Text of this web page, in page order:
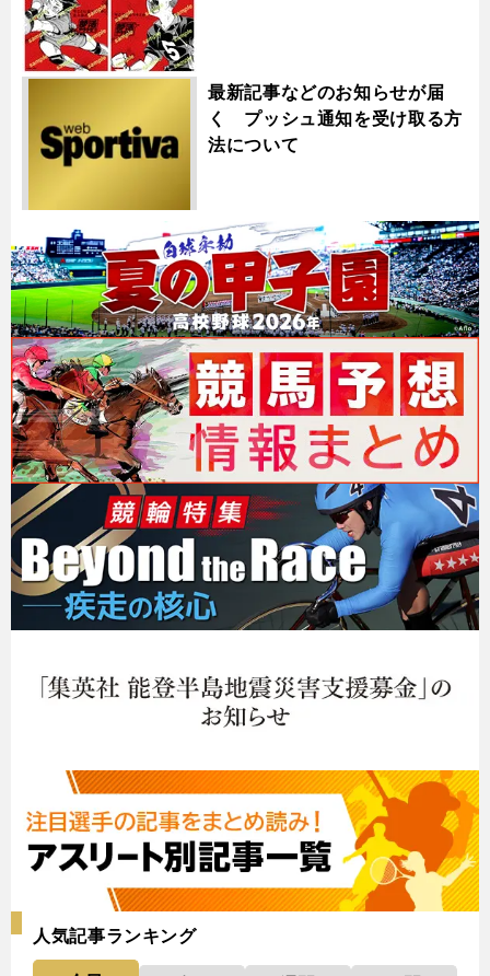
最新記事などのお知らせが届
く プッシュ通知を受け取る方
法について
人気記事ランキング